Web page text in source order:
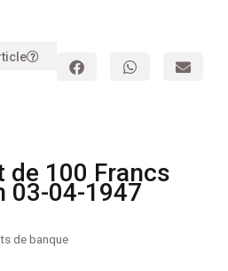
de 100 Francs
03-04-1947
de banque